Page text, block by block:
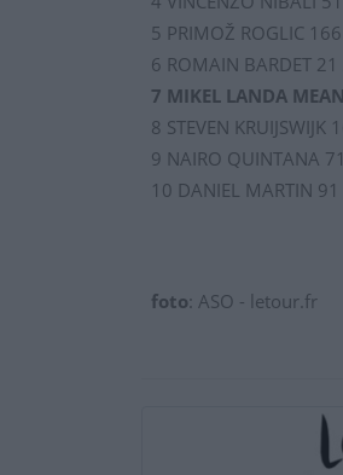
5 PRIMOŽ ROGLIC
6 ROMAIN BARDET
7 MIKEL LANDA
8 STEVEN
9 NAIRO QUINTANA
10 DANIEL MARTIN
foto: ASO - letour.fr